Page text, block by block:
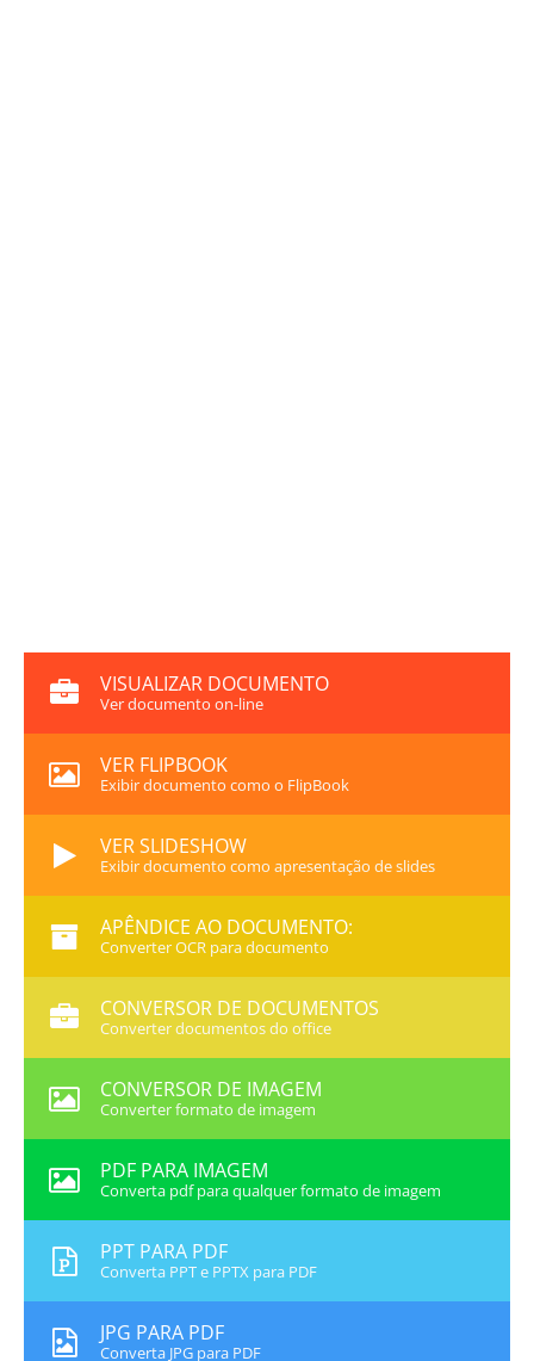
VISUALIZAR DOCUMENTO
Ver documento on-line
VER FLIPBOOK
Exibir documento como o FlipBook
VER SLIDESHOW
Exibir documento como apresentação de slides
APÊNDICE AO DOCUMENTO:
Converter OCR para documento
CONVERSOR DE DOCUMENTOS
Converter documentos do office
CONVERSOR DE IMAGEM
Converter formato de imagem
PDF PARA IMAGEM
Converta pdf para qualquer formato de imagem
PPT PARA PDF
Converta PPT e PPTX para PDF
JPG PARA PDF
Converta JPG para PDF